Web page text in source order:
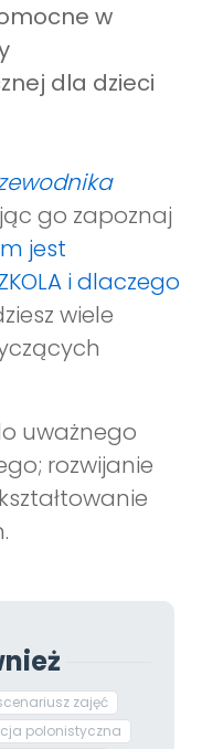
w
dla dzieci
go zapoznaj
jest
i dlaczego
wiele
uważnego
rozwijanie
zajęć
polonistyczna